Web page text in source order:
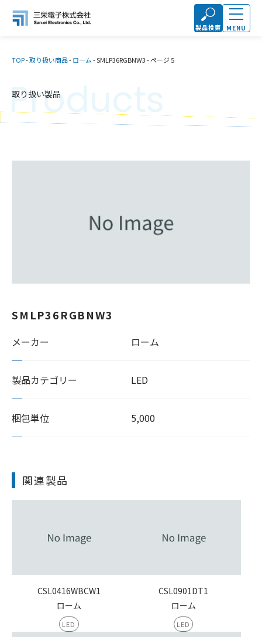
製品検索 MENU
TOP-取り扱い商品-ローム-SMLP36RGBNW3-ページ 5
取り扱い製品
Products
SMLP36RGBNW3
メーカー ローム
製品カテゴリー LED
梱包単位 5,000
関連製品
CSL0416WBCW1
ローム
LED
CSL0901DT1
ローム
LED